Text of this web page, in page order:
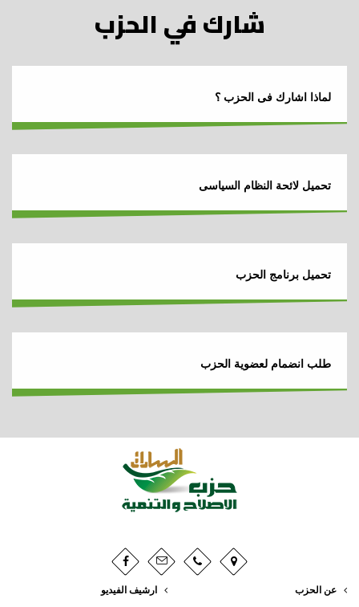
شارك في الحزب
لماذا اشارك فى الحزب ؟
تحميل لائحة النظام السياسى
تحميل برنامج الحزب
طلب انضمام لعضوية الحزب
عن الحزب ارشيف الفيديو